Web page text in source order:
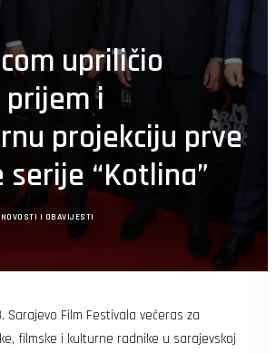
Search
upriličio
prijem i
projekciju prve
serije “Kotlina”
NOVOSTI I OBAVIJESTI
Sarajevo Film Festivala večeras za
filmske i kulturne radnike u sarajevskoj